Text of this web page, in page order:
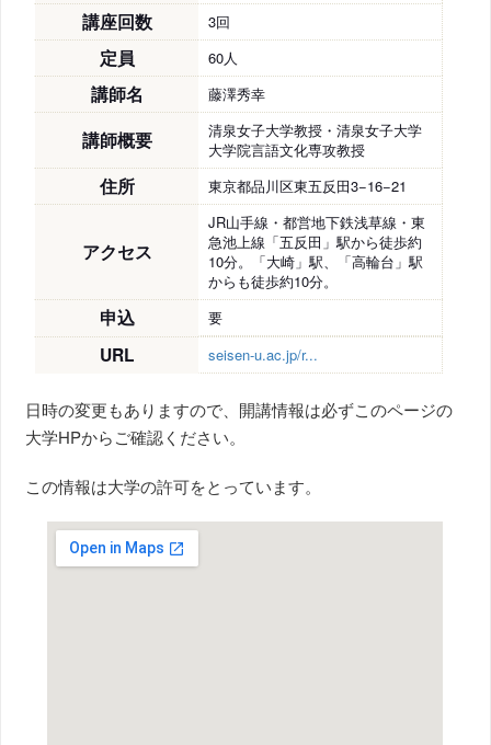
講座回数 3回
定員 60人
講師名 藤澤秀幸
講師概要
清泉女子大学教授・清泉女子大学
大学院言語文化専攻教授
住所 東京都品川区東五反田3−16−21
アクセス
JR山手線・都営地下鉄浅草線・東
急池上線「五反田」駅から徒歩約
10分。「大崎」駅、「高輪台」駅
からも徒歩約10分。
申込 要
URL seisen-u.ac.jp/r...
日時の変更もありますので、開講情報は必ずこのページの
大学HPからご確認ください。
この情報は大学の許可をとっています。